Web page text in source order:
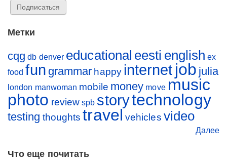
Метки
cqg db denver educational eesti english ex
food fun grammar happy internet job julia
london manwoman mobile money move music
photo review spb storytechnology
testing thoughts travel vehicles video
Далее
Что еще почитать